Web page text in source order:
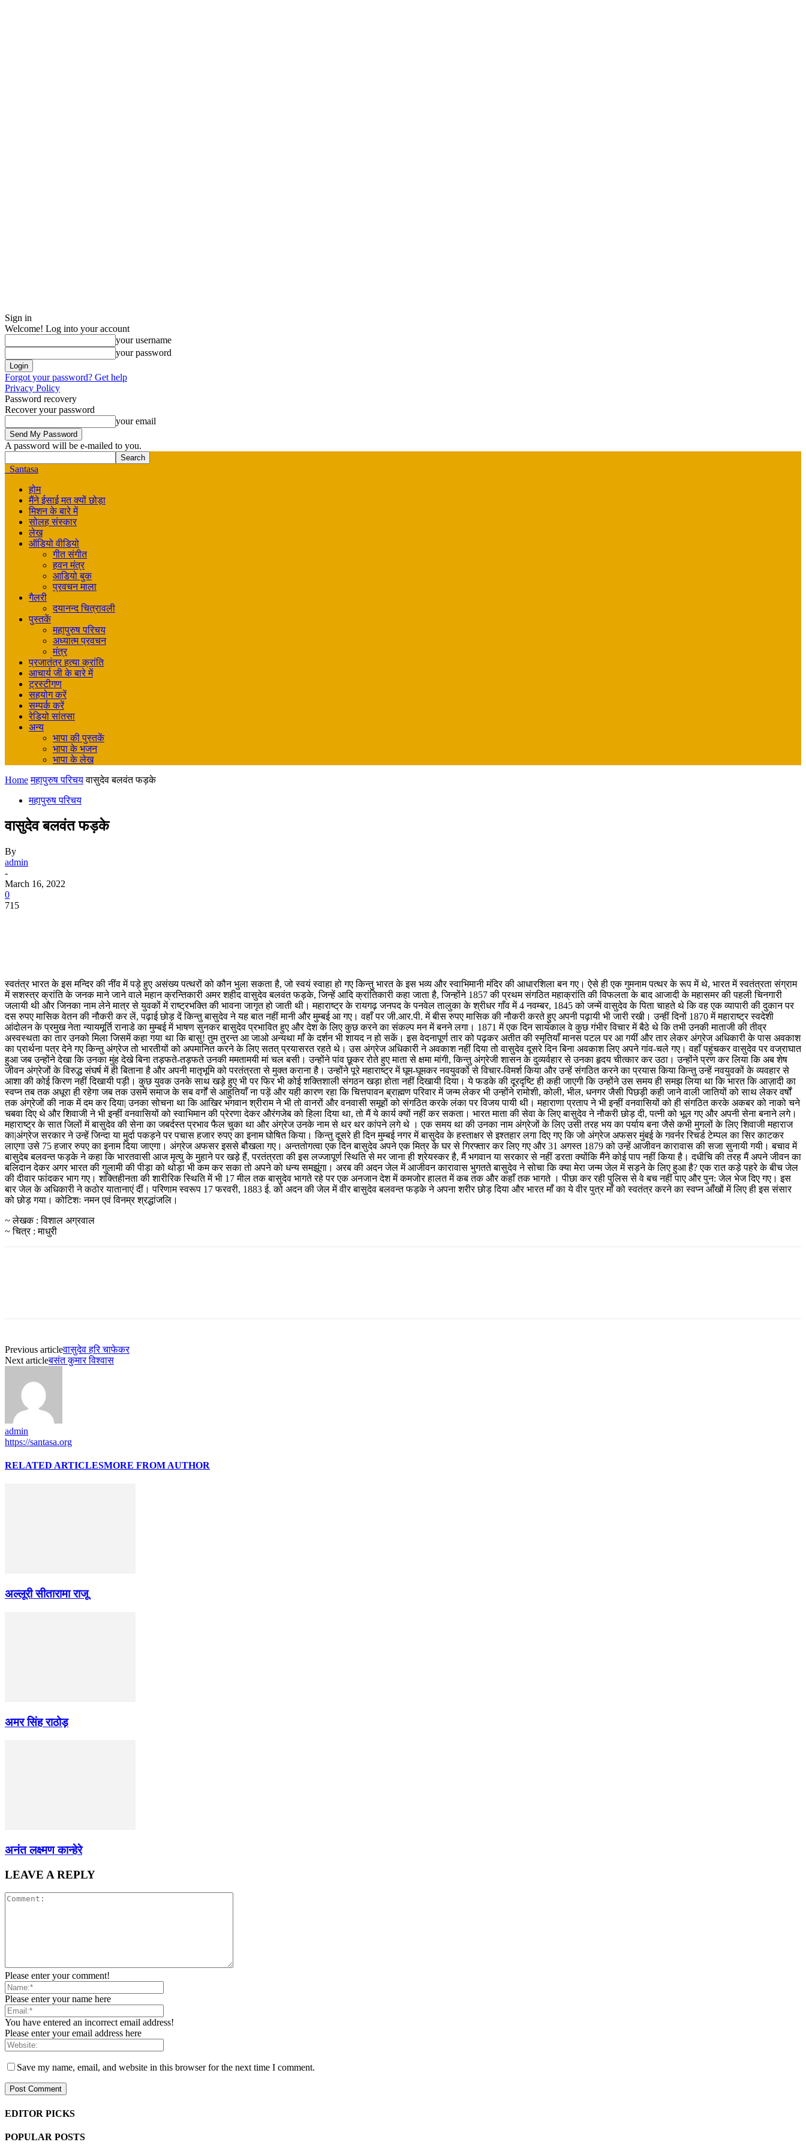
Sign in
Welcome! Log into your account
your username
your password
Forgot your password? Get help
Privacy Policy
Password recovery
Recover your password
your email
A password will be e-mailed to you.
Santasa
होम
मैंने ईसाई मत क्यों छोड़ा
मिशन के बारे में
सोलह संस्कार
लेख
ऑडियो वीडियो
गीत संगीत
हवन मंत्र
आडियो बुक
प्रवचन माला
गैलरी
दयानन्द चित्रावली
पुस्तकें
महापुरुष परिचय
अध्यात्म प्रवचन
मंत्र
प्रजातंत्र हत्या क्रांति
आचार्य जी के बारे में
ट्रस्टीगण
सहयोग करें
सम्पर्क करें
रेडियो सांतसा
अन्य
भापा की पुस्तकें
भापा के भजन
भापा के लेख
Home महापुरुष परिचय वासुदेव बलवंत फड़के
महापुरुष परिचय
वासुदेव बलवंत फड़के
By
admin
-
March 16, 2022
0
715
स्वतंत्र भारत के इस मन्दिर की नींव में पड़े हुए असंख्य पत्थरों को कौन भुला सकता है, जो स्वयं स्वाहा हो गए किन्तु भारत के इस भव्य और स्वाभिमानी मंदिर की आधारशिला बन गए। ऐसे ही एक गुमनाम पत्थर के रूप में थे, भारत में स्वतंत्रता संग्राम
में सशस्त्र क्रांति के जनक माने जाने वाले महान क्रन्तिकारी अमर शहीद वासुदेव बलवंत फड़के, जिन्हें आदि क्रांतिकारी कहा जाता है, जिन्होंने 1857 की प्रथम संगठित महाक्रांति की विफलता के बाद आजादी के महासमर की पहली चिनगारी
जलायी थी और जिनका नाम लेने मात्र से युवकों में राष्ट्रभक्ति की भावना जागृत हो जाती थी। महाराष्ट्र के रायगढ़ जनपद के पनवेल तालुका के श्रीधर गाँव में 4 नवम्बर, 1845 को जन्में वासुदेव के पिता चाहते थे कि वह एक व्यापारी की दुकान पर
दस रुपए मासिक वेतन की नौकरी कर लें, पढ़ाई छोड़ दें किन्तु बासुदेव ने यह बात नहीं मानी और मुम्बई आ गए। वहाँ पर जी.आर.पी. में बीस रुपए मासिक की नौकरी करते हुए अपनी पढ़ायी भी जारी रखी। उन्हीं दिनों 1870 में महाराष्ट्र स्वदेशी
आंदोलन के प्रमुख नेता न्यायमूर्ति रानाडे का मुम्बई में भाषण सुनकर बासुदेव प्रभावित हुए और देश के लिए कुछ करने का संकल्प मन में बनने लगा। 1871 में एक दिन सायंकाल वे कुछ गंभीर विचार में बैठे थे कि तभी उनकी माताजी की तीव्र
अस्वस्थता का तार उनको मिला जिसमें कहा गया था कि बासु! तुम तुरन्त आ जाओ अन्यथा माँ के दर्शन भी शायद न हो सकें। इस वेदनापूर्ण तार को पढ़कर अतीत की स्मृतियाँ मानस पटल पर आ गयीं और तार लेकर अंग्रेज अधिकारी के पास अवकाश
का प्रार्थना पत्र देने गए किन्तु अंग्रेज तो भारतीयों को अपमानित करने के लिए सतत् प्रयासरत रहते थे। उस अंग्रेज अधिकारी ने अवकाश नहीं दिया तो वासुदेव दूसरे दिन बिना अवकाश लिए अपने गांव-चले गए। वहाँ पहुंचकर वासुदेव पर वज्राघात
हुआ जब उन्होंने देखा कि उनका मुंह देखे बिना तड़फते-तड़फते उनकी ममतामयी मां चल बसी। उन्होंने पांव छूकर रोते हुए माता से क्षमा मांगी, किन्तु अंग्रेजी शासन के दुव्यर्वहार से उनका हृदय चीत्कार कर उठा। उन्होंने प्रण कर लिया कि अब शेष
जीवन अंग्रेजों के विरुद्ध संघर्ष में ही बिताना है और अपनी मातृभूमि को परतंत्रता से मुक्त कराना है। उन्होंने पूरे महाराष्ट्र में घूम-घूमकर नवयुवकों से विचार-विमर्श किया और उन्हें संगठित करने का प्रयास किया किन्तु उन्हें नवयुवकों के व्यवहार से
आशा की कोई किरण नहीं दिखायी पड़ी। कुछ युवक उनके साथ खड़े हुए भी पर फिर भी कोई शक्तिशाली संगठन खड़ा होता नहीं दिखायी दिया। ये फडके की दूरदृष्टि ही कही जाएगी कि उन्होंने उस समय ही समझ लिया था कि भारत कि आज़ादी का
स्वप्न तब तक अधूरा ही रहेगा जब तक उसमें समाज के सब वर्गों से आहुतियाँ ना पड़ें और यही कारण रहा कि चित्तपावन ब्राह्मण परिवार में जन्म लेकर भी उन्होंने रामोशी, कोली, भील, धनगर जैसी पिछड़ी कही जाने वाली जातियों को साथ लेकर वर्षों
तक अंग्रेजों की नाक में दम कर दिया| उनका सोचना था कि आखिर भगवान श्रीराम ने भी तो वानरों और वनवासी समूहों को संगठित करके लंका पर विजय पायी थी। महाराणा प्रताप ने भी इन्हीं वनवासियों को ही संगठित करके अकबर को नाको चने
चबवा दिए थे और शिवाजी ने भी इन्हीं वनवासियों को स्वाभिमान की प्रेरणा देकर औरंगजेब को हिला दिया था, तो मैं ये कार्य क्यों नहीं कर सकता। भारत माता की सेवा के लिए बासुदेव ने नौकरी छोड़ दी, पत्नी को भूल गए और अपनी सेना बनाने लगे।
महाराष्ट्र के सात जिलों में बासुदेव की सेना का जबर्दस्त प्रभाव फैल चुका था और अंग्रेज उनके नाम से थर थर कांपने लगे थे । एक समय था की उनका नाम अंग्रेजों के लिए उसी तरह भय का पर्याय बना जैसे कभी मुगलों के लिए शिवाजी महाराज
का|अंग्रेज सरकार ने उन्हें जिन्दा या मुर्दा पकड़ने पर पचास हजार रुपए का इनाम घोषित किया। किन्तु दूसरे ही दिन मुम्बई नगर में बासुदेव के हस्ताक्षर से इश्तहार लगा दिए गए कि जो अंग्रेज अफसर मुंबई के गवर्नर रिचर्ड टेम्पल का सिर काटकर
लाएगा उसे 75 हजार रुपए का इनाम दिया जाएगा। अंग्रेज अफसर इससे बौखला गए। अन्ततोगत्वा एक दिन बासुदेव अपने एक मित्र के घर से गिरफ्तार कर लिए गए और 31 अगस्त 1879 को उन्हें आजीवन कारावास की सजा सुनायी गयी। बचाव में
बासुदेब बलवन्त फड़के ने कहा कि भारतवासी आज मृत्यु के मुहाने पर खड़े हैं, परतंत्रता की इस लज्जापूर्ण स्थिति से मर जाना ही श्रेयस्कर है, मैं भगवान या सरकार से नहीं डरता क्योंकि मैंने कोई पाप नहीं किया है। दधीचि की तरह मैं अपने जीवन का
बलिदान देकर अगर भारत की गुलामी की पीड़ा को थोड़ा भी कम कर सका तो अपने को धन्य समझूंगा। अरब की अदन जेल में आजीवन कारावास भुगतते बासुदेव ने सोचा कि क्या मेरा जन्म जेल में सड़ने के लिए हुआ है? एक रात कड़े पहरे के बीच जेल
की दीवार फांदकर भाग गए। शक्तिहीनता की शारीरिक स्थिति में भी 17 मील तक बासुदेव भागते रहे पर एक अनजान देश में कमजोर हालत में कब तक और कहाँ तक भागते । पीछा कर रही पुलिस से वे बच नहीं पाए और पुन: जेल भेज दिए गए। इस
बार जेल के अधिकारी ने कठोर यातानाएं दीं। परिणाम स्वरूप 17 फरवरी, 1883 ई. को अदन की जेल में वीर बासुदेव बलवन्त फड़के ने अपना शरीर छोड़ दिया और भारत माँ का ये वीर पुत्र माँ को स्वतंत्र करने का स्वप्न आँखों में लिए ही इस संसार
को छोड़ गया। कोटिशः नमन एवं विनम्र श्रद्धांजलि।
~ लेखक : विशाल अग्रवाल
~ चित्र : माधुरी
Previous articleवासुदेव हरि चाफेकर
Next articleबसंत कुमार विश्वास
admin
https://santasa.org
RELATED ARTICLESMORE FROM AUTHOR
अल्लूरी सीतारामा राजू
अमर सिंह राठोड़
अनंत लक्ष्मण कान्हेरे
LEAVE A REPLY
Please enter your comment!
Please enter your name here
You have entered an incorrect email address!
Please enter your email address here
Save my name, email, and website in this browser for the next time I comment.
EDITOR PICKS
POPULAR POSTS